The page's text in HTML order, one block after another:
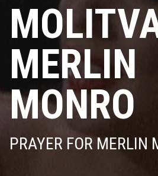
MERLIN
MONRO
PRAYER FOR MERLIN